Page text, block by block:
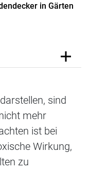
in Gärten
sind
mehr
ist bei
Wirkung,
zu